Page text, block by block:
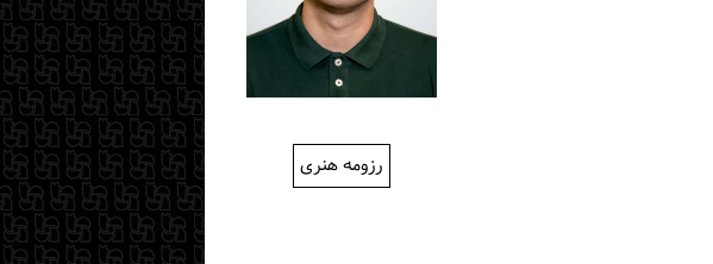
رزومه هنری